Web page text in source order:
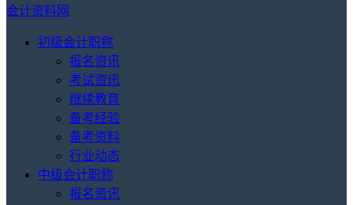
会计资料网
初级会计职称
报名资讯
考试资讯
继续教育
备考经验
备考资料
行业动态
中级会计职称
报名资讯